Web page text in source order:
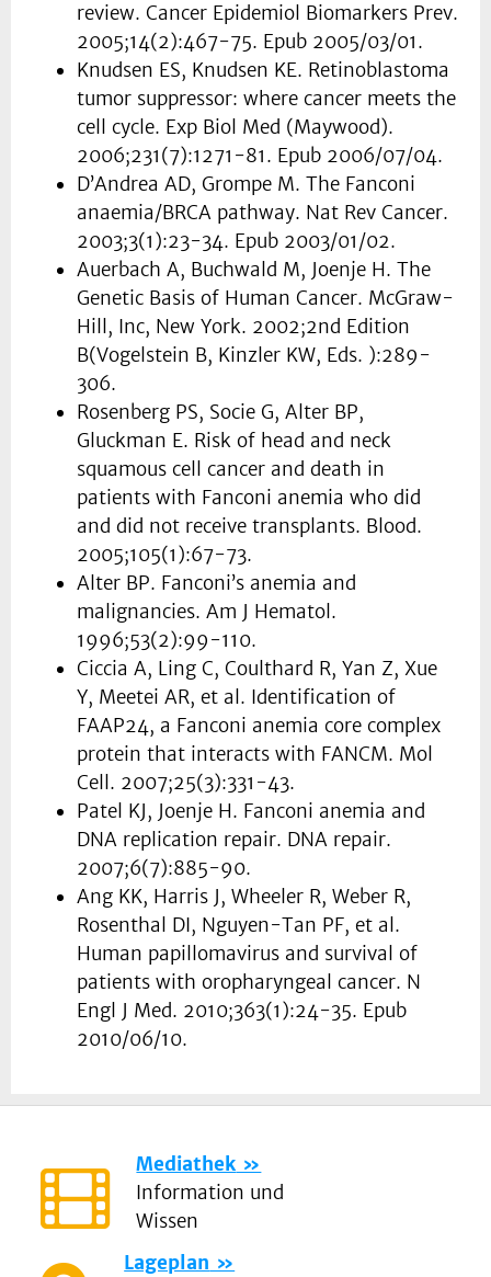
review. Cancer Epidemiol Biomarkers Prev.
2005;14(2):467-75. Epub 2005/03/01.
Knudsen ES, Knudsen KE. Retinoblastoma
tumor suppressor: where cancer meets the
cell cycle. Exp Biol Med (Maywood).
2006;231(7):1271-81. Epub 2006/07/04.
D’Andrea AD, Grompe M. The Fanconi
anaemia/BRCA pathway. Nat Rev Cancer.
2003;3(1):23-34. Epub 2003/01/02.
Auerbach A, Buchwald M, Joenje H. The
Genetic Basis of Human Cancer. McGraw-
Hill, Inc, New York. 2002;2nd Edition
B(Vogelstein B, Kinzler KW, Eds. ):289-
306.
Rosenberg PS, Socie G, Alter BP,
Gluckman E. Risk of head and neck
squamous cell cancer and death in
patients with Fanconi anemia who did
and did not receive transplants. Blood.
2005;105(1):67-73.
Alter BP. Fanconi’s anemia and
malignancies. Am J Hematol.
1996;53(2):99-110.
Ciccia A, Ling C, Coulthard R, Yan Z, Xue
Y, Meetei AR, et al. Identification of
FAAP24, a Fanconi anemia core complex
protein that interacts with FANCM. Mol
Cell. 2007;25(3):331-43.
Patel KJ, Joenje H. Fanconi anemia and
DNA replication repair. DNA repair.
2007;6(7):885-90.
Ang KK, Harris J, Wheeler R, Weber R,
Rosenthal DI, Nguyen-Tan PF, et al.
Human papillomavirus and survival of
patients with oropharyngeal cancer. N
Engl J Med. 2010;363(1):24-35. Epub
2010/06/10.
Mediathek
Information und
Wissen
Lageplan